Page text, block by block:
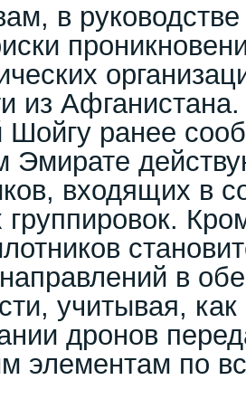
в
из
ранее
Эмирате
входящих в
в
учитывая,
дронов
элементам по